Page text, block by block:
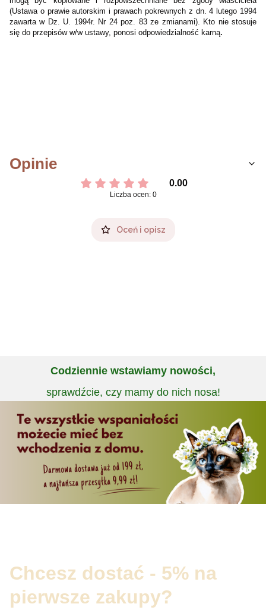
(Ustawa o prawie autorskim i prawach pokrewnych z dn. 4 lutego 1994
zawarta w Dz. U. 1994r. Nr 24 poz. 83 ze zmianami). Kto nie stosuje
się do przepisów w/w ustawy, ponosi odpowiedzialność karną.
Opinie
0.00
Liczba ocen: 0
Oceń i opisz
Codziennie wstawiamy nowości,
sprawdźcie, czy mamy do nich nosa!
Chcesz dostać - 5% na
pierwsze zakupy?